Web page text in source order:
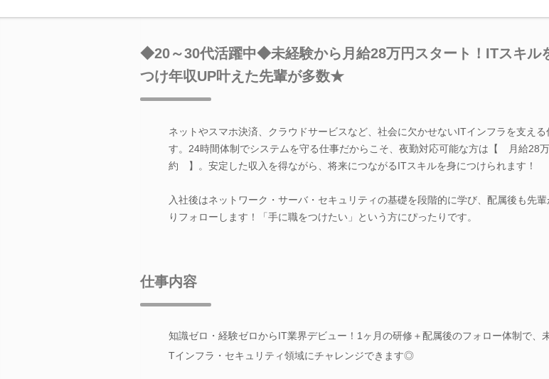
◆20～30代活躍中◆未経験から月給28万円スタート！ITスキル
つけ年収UP叶えた先輩が多数★
ネットやスマホ決済、クラウドサービスなど、社会に欠かせないITインフラを支える
す。24時間体制でシステムを守る仕事だからこそ、夜勤対応可能な方は【 月給28
約 】。安定した収入を得ながら、将来につながるITスキルを身につけられます！
入社後はネットワーク・サーバ・セキュリティの基礎を段階的に学び、配属後も先
りフォローします！「手に職をつけたい」という方にぴったりです。
仕事内容
知識ゼロ・経験ゼロからIT業界デビュー！1ヶ月の研修＋配属後のフォロー体制で、
Tインフラ・セキュリティ領域にチャレンジできます◎